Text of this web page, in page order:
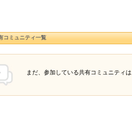
コミュニティ一覧
まだ、参加している共有コミュニティ